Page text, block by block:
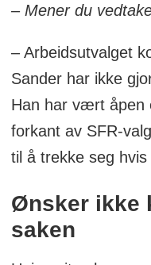
– Mener du
– Arbeidsutvalget
Sander har ikke
Han har vært åpen
forkant av SFR-
til å trekke seg
Ønsker ikke
saken